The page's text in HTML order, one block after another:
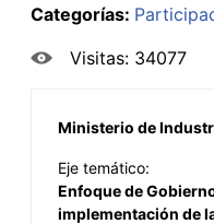
Categorías:
Visitas: 34077
Ministerio de
Eje temático:
Enfoque de
implementación de